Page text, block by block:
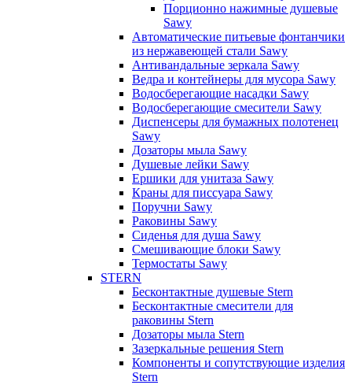
Порционно нажимные душевые
Sawy
Автоматические питьевые фонтанчики
из нержавеющей стали Sawy
Антивандальные зеркала Sawy
Ведра и контейнеры для мусора Sawy
Водосберегающие насадки Sawy
Водосберегающие смесители Sawy
Диспенсеры для бумажных полотенец
Sawy
Дозаторы мыла Sawy
Душевые лейки Sawy
Ершики для унитаза Sawy
Краны для писсуара Sawy
Поручни Sawy
Раковины Sawy
Сиденья для душа Sawy
Смешивающие блоки Sawy
Термостаты Sawy
STERN
Бесконтактные душевые Stern
Бесконтактные смесители для
раковины Stern
Дозаторы мыла Stern
Зазеркальные решения Stern
Компоненты и сопутствующие изделия
Stern